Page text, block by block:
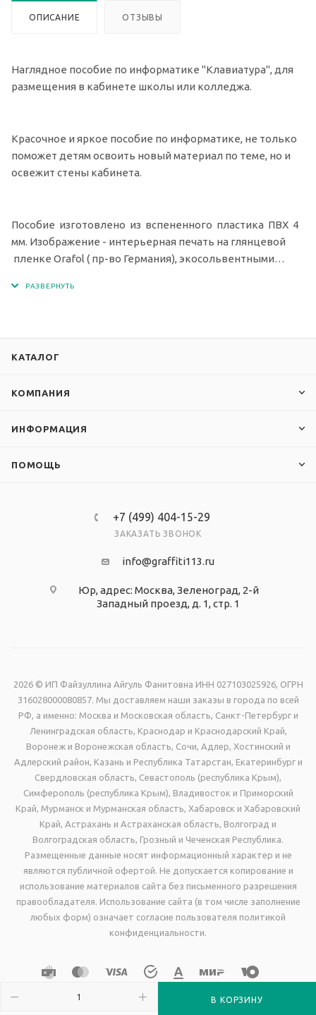
В КОРЗИНУ
ОПИСАНИЕ ОТЗЫВЫ
Наглядное пособие по информатике "Клавиатура", для
размещения в кабинете школы или колледжа.
Красочное и яркое пособие по информатике, не только
поможет детям освоить новый материал по теме, но и
освежит стены кабинета.
Пособие изготовлено из вспененного пластика ПВХ 4
мм. Изображение - интерьерная печать на глянцевой
пленке Orafol ( пр-во Германия), экосольвентными
КАТАЛОГ
КОМПАНИЯ
ИНФОРМАЦИЯ
ПОМОЩЬ
+7 (499) 404-15-29
ЗАКАЗАТЬ ЗВОНОК
info@graffiti113.ru
Юр, адрес: Москва, Зеленоград, 2-й
Западный проезд, д. 1, стр. 1
2026 © ИП Файзуллина Айгуль Фанитовна ИНН 027103025926, ОГРН
316028000080857. Мы доставляем наши заказы в города по всей
РФ, а именно: Москва и Московская область, Санкт-Петербург и
Ленинградская область, Краснодар и Краснодарский Край,
Воронеж и Воронежская область, Сочи, Адлер, Хостинский и
Адлерский район, Казань и Республика Татарстан, Екатеринбург и
Свердловская область, Севастополь (республика Крым),
Симферополь (республика Крым), Владивосток и Приморский
Край, Мурманск и Мурманская область, Хабаровск и Хабаровский
Край, Астрахань и Астраханская область, Волгоград и
Волгоградская область, Грозный и Чеченская Республика.
Размещенные данные носят информационный характер и не
являются публичной офертой. Не допускается копирование и
использование материалов сайта без письменного разрешения
правообладателя. Использование сайта (в том числе заполнение
любых форм) означает согласие пользователя политикой
конфиденциальности.